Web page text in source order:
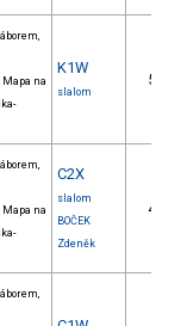
Mapa na
K1W
slalom
5.
Mapa na
C2X
slalom
BOČEK
Zdeněk
4.